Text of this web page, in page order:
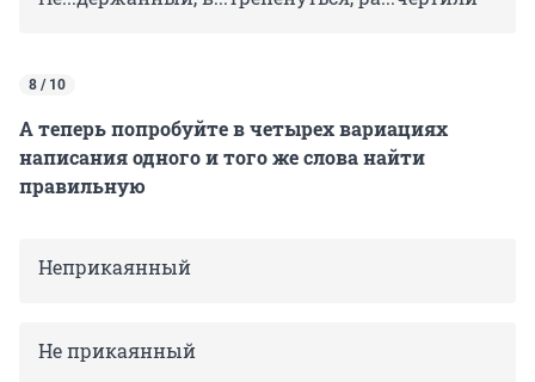
8 / 10
А теперь попробуйте в четырех вариациях
написания одного и того же слова найти
правильную
Неприкаянный
Не прикаянный